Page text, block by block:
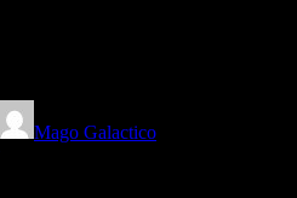
Mago Galactico